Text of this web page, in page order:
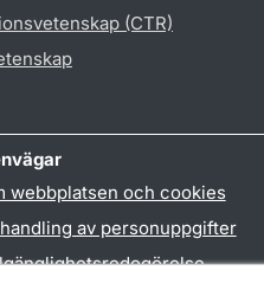
(CTR)
webbplatsen och cookies
av personuppgifter